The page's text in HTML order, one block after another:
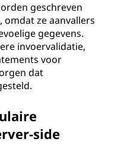
geschreven
ze aanvallers
gegevens.
invoervalidatie,
voor
dat
side